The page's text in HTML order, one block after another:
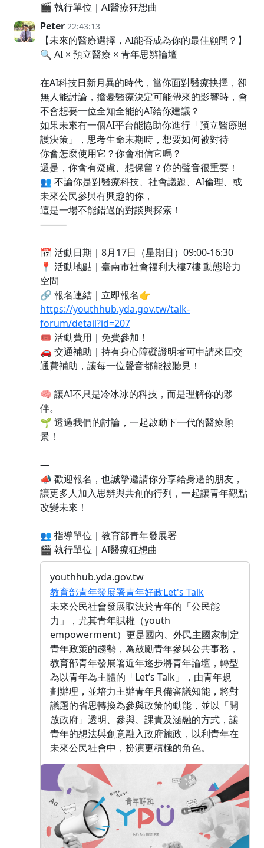
🎬 執行單位｜AI醫療狂想曲
Peter 22:43:13
【未來的醫療選擇，AI能否成為你的最佳顧問？】
🔍 AI × 預立醫療 × 青年思辨論壇
在AI科技日新月異的時代，當你面對醫療抉擇，卻
無人能討論，擔憂醫療決定可能帶來的影響時，會
不會想要一位全知全能的AI給你建議？
如果未來有一個AI平台能協助你進行「預立醫療照
護決策」，思考生命末期時，想要如何被對待
你會怎麼使用它？你會相信它嗎？
還是，你會有疑慮、想保留？你的聲音很重要！
👥 不論你是對醫療科技、社會議題、AI倫理、或
未來公民參與有興趣的你，
這是一場不能錯過的對談與探索！
⸻
📅 活動日期｜8月17日（星期日）09:00-16:30
📍 活動地點｜臺南市社會福利大樓7樓 動態培力
空間
🔗 報名連結｜立即報名👉
https://youthhub.yda.gov.tw/talk-
forum/detail?id=207
🎟️ 活動費用｜免費參加！
🚗 交通補助｜持有身心障礙證明者可申請來回交
通費補助，讓每一位聲音都能被聽見！
🧠 讓AI不只是冷冰冰的科技，而是理解你的夥
伴。
🌱 透過我們的討論，一起啟動下一代的醫療願
景！
—
📣 歡迎報名，也誠摯邀請你分享給身邊的朋友，
讓更多人加入思辨與共創的行列，一起讓青年觀點
改變未來！
👥 指導單位｜教育部青年發展署
🎬 執行單位｜AI醫療狂想曲
youthhub.yda.gov.tw
教育部青年發展署青年好政Let's Talk
未來公民社會發展取決於青年的「公民能
力」，尤其青年賦權（youth
empowerment）更是國內、外民主國家制定
青年政策的趨勢，為鼓勵青年參與公共事務，
教育部青年發展署近年逐步將青年論壇，轉型
為以青年為主體的「Let’s Talk」，由青年規
劃辦理，並培力主辦青年具備審議知能，將對
議題的省思轉換為參與政策的動能，並以「開
放政府」透明、參與、課責及涵融的方式，讓
青年的想法與創意融入政府施政，以利青年在
未來公民社會中，扮演更積極的角色。